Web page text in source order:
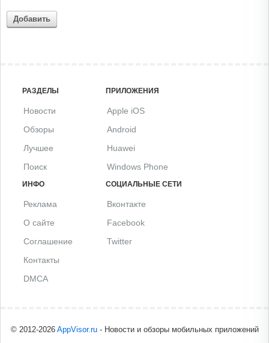
Добавить
РАЗДЕЛЫ
Новости
Обзоры
Лучшее
Поиск
ПРИЛОЖЕНИЯ
Apple iOS
Android
Huawei
Windows Phone
ИНФО
Реклама
О сайте
Соглашение
Контакты
DMCA
СОЦИАЛЬНЫЕ СЕТИ
Вконтакте
Facebook
Twitter
© 2012-2026 AppVisor.ru- Новости и обзоры мобильных приложений